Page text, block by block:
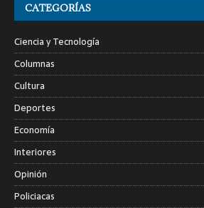
CATEGORÍAS
Ciencia y Tecnología
Columnas
Cultura
Deportes
Economía
Interiores
Opinión
Policiacas